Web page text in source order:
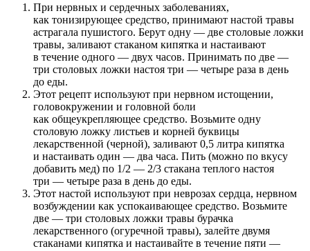
При нервных и сердечных заболеваниях,
как тонизирующее средство, принимают настой травы
астрагала пушистого. Берут одну — две столовые ложки
травы, заливают стаканом кипятка и настаивают
в течение одного — двух часов. Принимать по две —
три столовых ложки настоя три — четыре раза в день
до еды.
Этот рецепт используют при нервном истощении,
головокружении и головной боли
как общеукрепляющее средство. Возьмите одну
столовую ложку листьев и корней буквицы
лекарственной (черной), заливают 0,5 литра кипятка
и настаивать один — два часа. Пить (можно по вкусу
добавить мед) по 1/2 — 2/3 стакана теплого настоя
три — четыре раза в день до еды.
Этот настой используют при неврозах сердца, нервном
возбуждении как успокаивающее средство. Возьмите
две — три столовых ложки травы бурачка
лекарственного (огуречной травы), залейте двумя
стаканами кипятка и настаивайте в течение пяти —